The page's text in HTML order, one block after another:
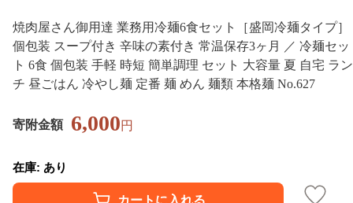
焼肉屋さん御用達 業務用冷麺6食セット［盛岡冷麺タイプ］
個包装 スープ付き 辛味の素付き 常温保存3ヶ月 ／ 冷麺セッ
ト 6食 個包装 手軽 時短 簡単調理 セット 大容量 夏 自宅 ラン
チ 昼ごはん 冷やし麺 定番 麺 めん 麺類 本格麺 No.627
寄附金額 6,000円
在庫: あり